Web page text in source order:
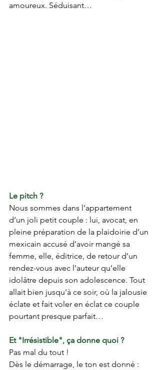
amoureux. Séduisant…
Le pitch ?
Nous sommes dans l’appartement
d’un joli petit couple : lui, avocat, en
pleine préparation de la plaidoirie d’un
mexicain accusé d’avoir mangé sa
femme, elle, éditrice, de retour d’un
rendez-vous avec l’auteur qu’elle
idolâtre depuis son adolescence. Tout
allait bien jusqu’à ce soir, où la jalousie
éclate et fait voler en éclat ce couple
pourtant presque parfait…
Et "Irrésistible", ça donne quoi ?
Pas mal du tout !
Dès le démarrage, le ton est donné :